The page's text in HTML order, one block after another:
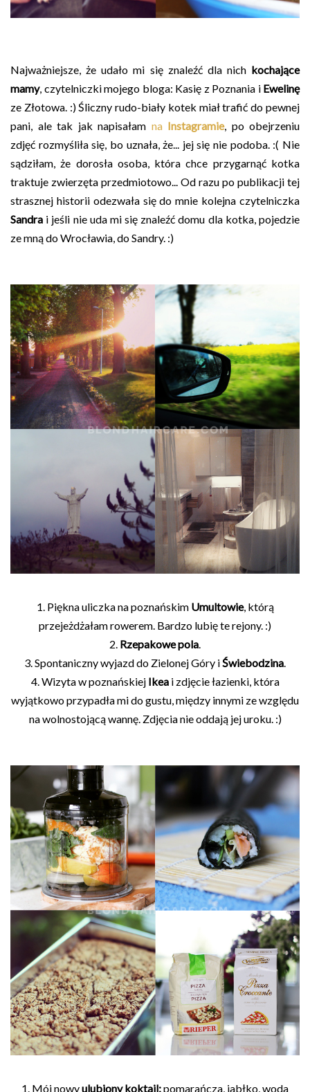
Najważniejsze, że udało mi się znaleźć dla nich kochające
mamy, czytelniczki mojego bloga: Kasię z Poznania i Ewelinę
ze Złotowa. :) Śliczny rudo-biały kotek miał trafić do pewnej
pani, ale tak jak napisałam na Instagramie, po obejrzeniu
zdjęć rozmyśliła się, bo uznała, że... jej się nie podoba. :( Nie
sądziłam, że dorosła osoba, która chce przygarnąć kotka
traktuje zwierzęta przedmiotowo... Od razu po publikacji tej
strasznej historii odezwała się do mnie kolejna czytelniczka
Sandra i jeśli nie uda mi się znaleźć domu dla kotka, pojedzie
ze mną do Wrocławia, do Sandry. :)
1. Piękna uliczka na poznańskim Umultowie, którą
przejeżdżałam rowerem. Bardzo lubię te rejony. :)
2. Rzepakowe pola.
3. Spontaniczny wyjazd do Zielonej Góry iŚwiebodzina.
4. Wizyta w poznańskiej Ikeai zdjęcie łazienki, która
wyjątkowo przypadła mi do gustu, między innymi ze względu
na wolnostojącą wannę. Zdjęcia nie oddają jej uroku. :)
1. Mój nowyulubiony koktajl:pomarańcza, jabłko, woda